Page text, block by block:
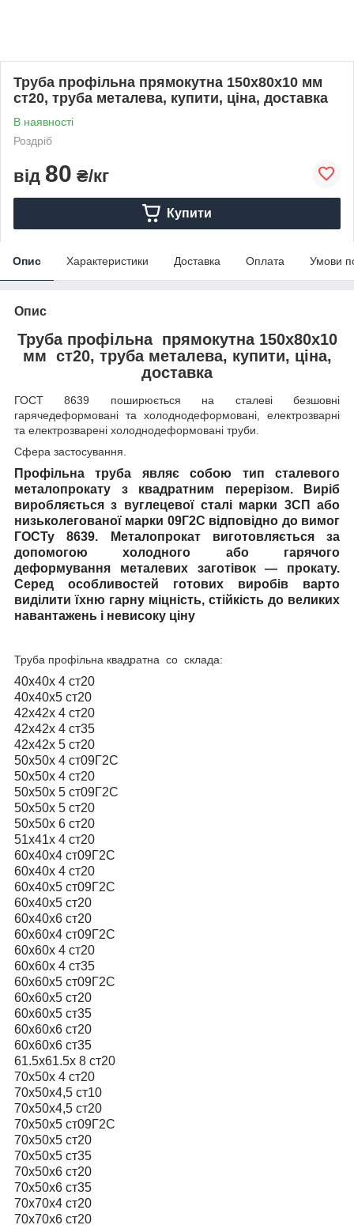
Труба профільна прямокутна 150х80х10 мм
ст20, труба металева, купити, ціна, доставка
В наявності
Роздріб
від 80 ₴/кг
Купити
Опис Характеристики Доставка Оплата Умови
Опис
Труба профільна прямокутна 150х80х10
мм ст20, труба металева, купити, ціна,
доставка
ГОСТ 8639 поширюється на сталеві безшовні
гарячедеформовані та холоднодеформовані, електрозварні
та електрозварені холоднодеформовані труби.
Сфера застосування.
Профільна труба
являє собою тип сталевого
металопрокату з квадратним перерізом. Виріб
виробляється з вуглецевої сталі марки 3СП або
низьколегованої марки 09Г2С відповідно до вимог
ГОСТу 8639. Металопрокат виготовляється за
допомогою холодного або гарячого
деформування металевих заготівок — прокату.
Серед особливостей готових виробів варто
виділити їхню гарну міцність, стійкість до великих
навантажень і невисоку ціну
Труба профільна квадратна со склада:
40х40х 4 ст20
40х40х5 ст20
42х42х 4 ст20
42х42х 4 ст35
42х42х 5 ст20
50х50х 4 ст09Г2С
50х50х 4 ст20
50х50х 5 ст09Г2С
50х50х 5 ст20
50х50х 6 ст20
51х41х 4 ст20
60х40х4 ст09Г2С
60х40х 4 ст20
60х40х5 ст09Г2С
60х40х5 ст20
60х40х6 ст20
60х60х4 ст09Г2С
60х60х 4 ст20
60х60х 4 ст35
60х60х5 ст09Г2С
60х60х5 ст20
60х60х5 ст35
60х60х6 ст20
60х60х6 ст35
61.5х61.5х 8 ст20
70х50х 4 ст20
70х50х4,5 ст10
70х50х4,5 ст20
70х50х5 ст09Г2С
70х50х5 ст20
70х50х5 ст35
70х50х6 ст20
70х50х6 ст35
70х70х4 ст20
70х70х6 ст20